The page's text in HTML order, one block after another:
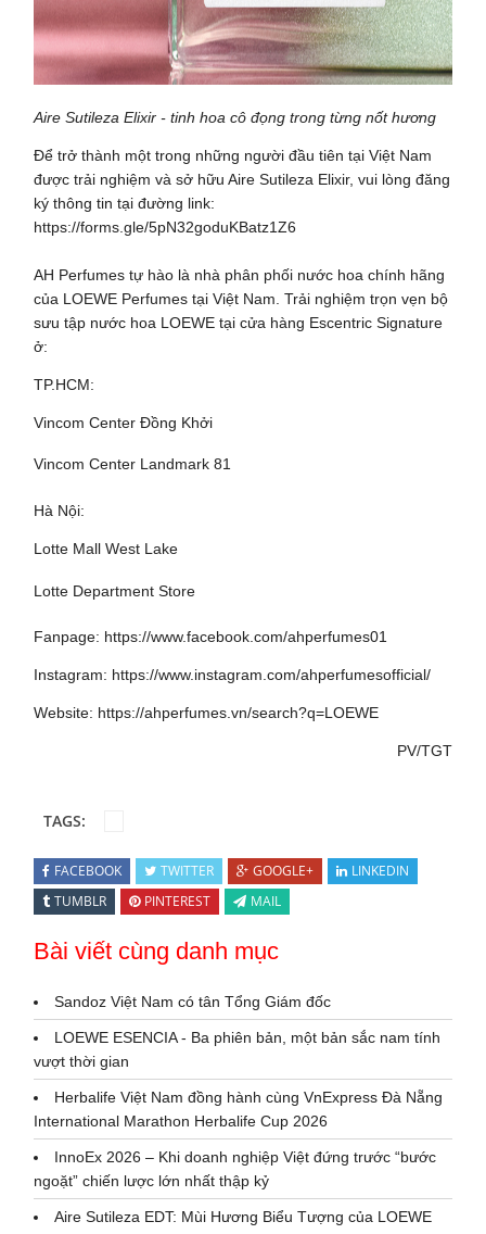
Aire Sutileza Elixir - tinh hoa cô đọng trong từng nốt hương
Để trở thành một trong những người đầu tiên tại Việt Nam
được trải nghiệm và sở hữu Aire Sutileza Elixir, vui lòng đăng
ký thông tin tại đường link:
https://forms.gle/5pN32goduKBatz1Z6
AH Perfumes tự hào là nhà phân phối nước hoa chính hãng
của LOEWE Perfumes tại Việt Nam. Trải nghiệm trọn vẹn bộ
sưu tập nước hoa LOEWE tại cửa hàng Escentric Signature
ở:
TP.HCM:
Vincom Center Đồng Khởi
Vincom Center Landmark 81
Hà Nội:
Lotte Mall West Lake
Lotte Department Store
Fanpage: https://www.facebook.com/ahperfumes01
Instagram: https://www.instagram.com/ahperfumesofficial/
Website: https://ahperfumes.vn/search?q=LOEWE
PV/TGT
TAGS:
FACEBOOK TWITTER GOOGLE+
LINKEDIN
TUMBLR
PINTEREST MAIL
Bài viết cùng danh mục
Sandoz Việt Nam có tân Tổng Giám đốc
LOEWE ESENCIA - Ba phiên bản, một bản sắc nam tính
vượt thời gian
Herbalife Việt Nam đồng hành cùng VnExpress Đà Nẵng
International Marathon Herbalife Cup 2026
InnoEx 2026 – Khi doanh nghiệp Việt đứng trước “bước
ngoặt” chiến lược lớn nhất thập kỷ
Aire Sutileza EDT: Mùi Hương Biểu Tượng của LOEWE